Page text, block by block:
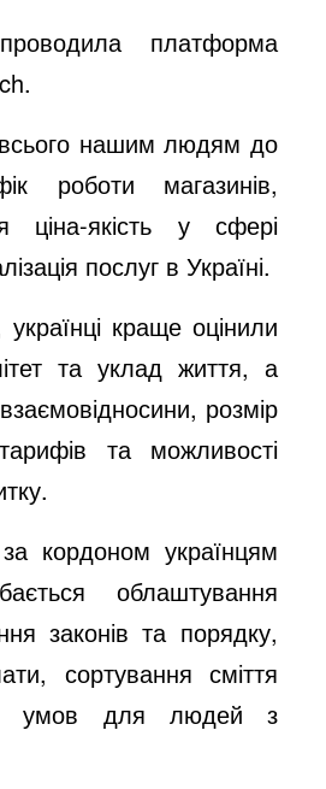
платформа
нашим людям до
роботи магазинів,
ціна-якість у сфері
послуг в Україні.
краще оцінили
та уклад життя, а
розмір
та можливості
кордоном українцям
облаштування
законів та порядку,
сортування сміття
умов для людей з